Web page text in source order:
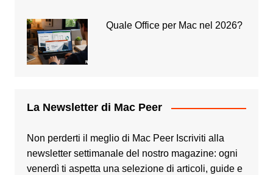
Quale Office per Mac nel 2026?
La Newsletter di Mac Peer
Non perderti il meglio di Mac Peer Iscriviti alla
newsletter settimanale del nostro magazine: ogni
venerdì ti aspetta una selezione di articoli, guide e